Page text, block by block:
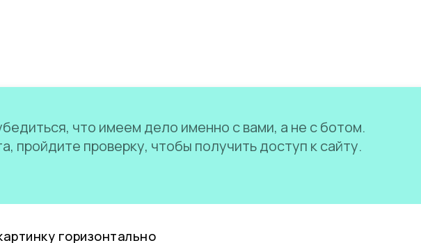
что имеем дело именно с вами, а не с ботом.
пройдите проверку, чтобы получить доступ к сайту.
горизонтально